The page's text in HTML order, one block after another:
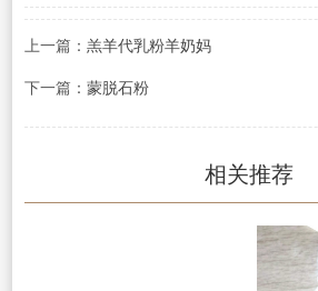
上一篇： 羔羊代乳粉羊奶妈
下一篇： 蒙脱石粉
相关推荐